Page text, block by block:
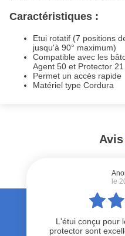
Caractéristiques :
Etui rotatif (7 positions
jusqu'à 90° maximum)
Compatible avec les
Agent 50 et Protector 21
Permet un accès rapide
Matériel type Cordura
Avis
le
L'étui conçu pour
protector sont